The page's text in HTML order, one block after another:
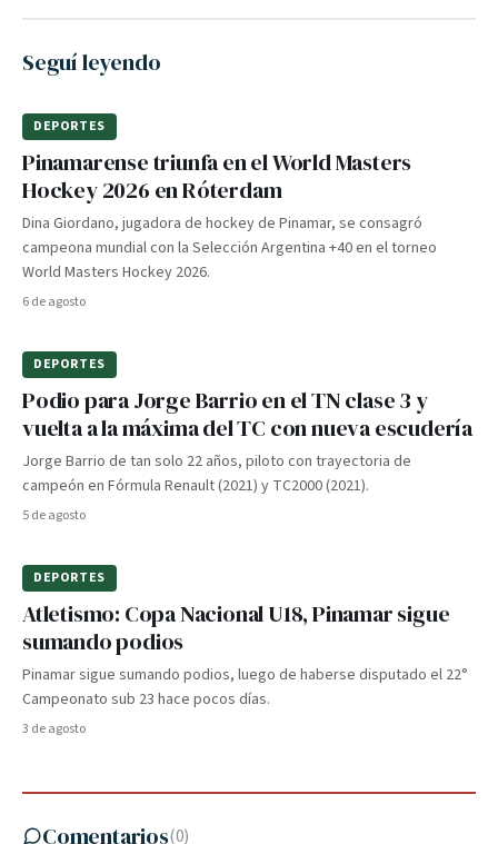
Seguí leyendo
DEPORTES
Pinamarense triunfa en el World Masters
Hockey 2026 en Róterdam
Dina Giordano, jugadora de hockey de Pinamar, se consagró
campeona mundial con la Selección Argentina +40 en el torneo
World Masters Hockey 2026.
6 de agosto
DEPORTES
Podio para Jorge Barrio en el TN clase 3 y
vuelta a la máxima del TC con nueva escudería
Jorge Barrio de tan solo 22 años, piloto con trayectoria de
campeón en Fórmula Renault (2021) y TC2000 (2021).
5 de agosto
DEPORTES
Atletismo: Copa Nacional U18, Pinamar sigue
sumando podios
Pinamar sigue sumando podios, luego de haberse disputado el 22°
Campeonato sub 23 hace pocos días.
3 de agosto
Comentarios(0)